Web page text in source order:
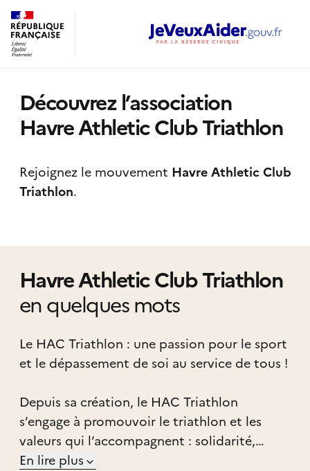
Découvrez l’association
Havre Athletic Club Triathlon
Rejoignez le mouvement Havre Athletic Club
Triathlon.
Havre Athletic Club Triathlon
en quelques mots
Le HAC Triathlon : une passion pour le sport
et le dépassement de soi au service de tous !
Depuis sa création, le HAC Triathlon
s’engage à promouvoir le triathlon et les
valeurs qui l’accompagnent : solidarité,
esprit d’équipe et goût du challenge. Basée
En lire plus